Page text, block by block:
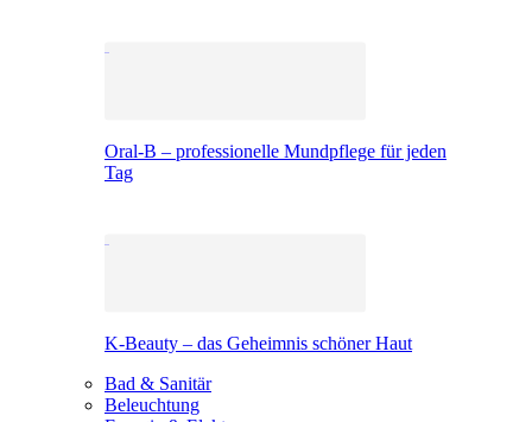
Oral-B – professionelle Mundpflege für jeden
Tag
K-Beauty – das Geheimnis schöner Haut
Bad & Sanitär
Beleuchtung